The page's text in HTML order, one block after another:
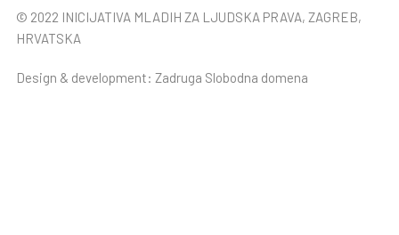
© 2022 INICIJATIVA MLADIH ZA LJUDSKA PRAVA, ZAGREB,
HRVATSKA
Design & development: Zadruga Slobodna domena